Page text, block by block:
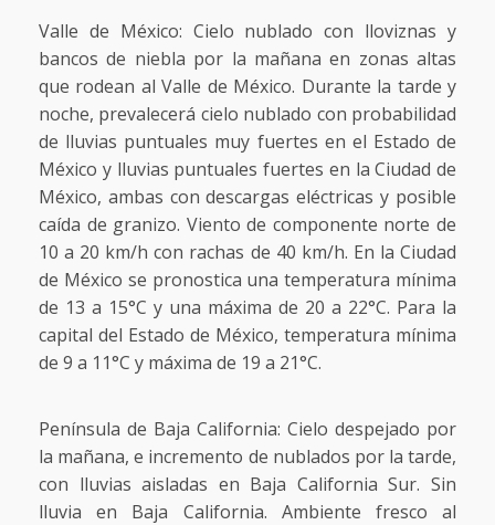
Valle de México: Cielo nublado con lloviznas y
bancos de niebla por la mañana en zonas altas
que rodean al Valle de México. Durante la tarde y
noche, prevalecerá cielo nublado con probabilidad
de lluvias puntuales muy fuertes en el Estado de
México y lluvias puntuales fuertes en la Ciudad de
México, ambas con descargas eléctricas y posible
caída de granizo. Viento de componente norte de
10 a 20 km/h con rachas de 40 km/h. En la Ciudad
de México se pronostica una temperatura mínima
de 13 a 15°C y una máxima de 20 a 22°C. Para la
capital del Estado de México, temperatura mínima
de 9 a 11°C y máxima de 19 a 21°C.
Península de Baja California: Cielo despejado por
la mañana, e incremento de nublados por la tarde,
con lluvias aisladas en Baja California Sur. Sin
lluvia en Baja California. Ambiente fresco al